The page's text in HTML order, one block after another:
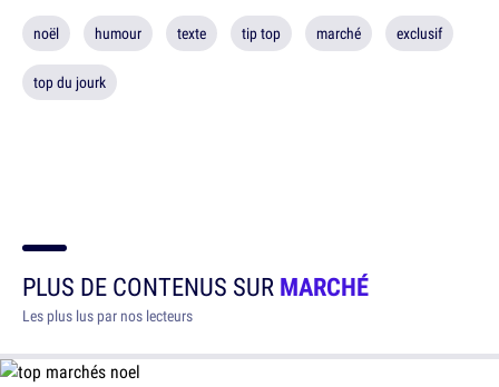
noël humour texte tip top marché exclusif
top du jourk
PLUS DE CONTENUS SURMARCHÉ
Les plus lus par nos lecteurs